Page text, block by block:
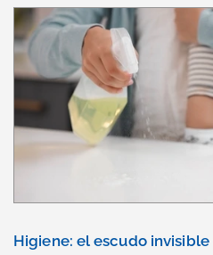
Higiene: el escudo